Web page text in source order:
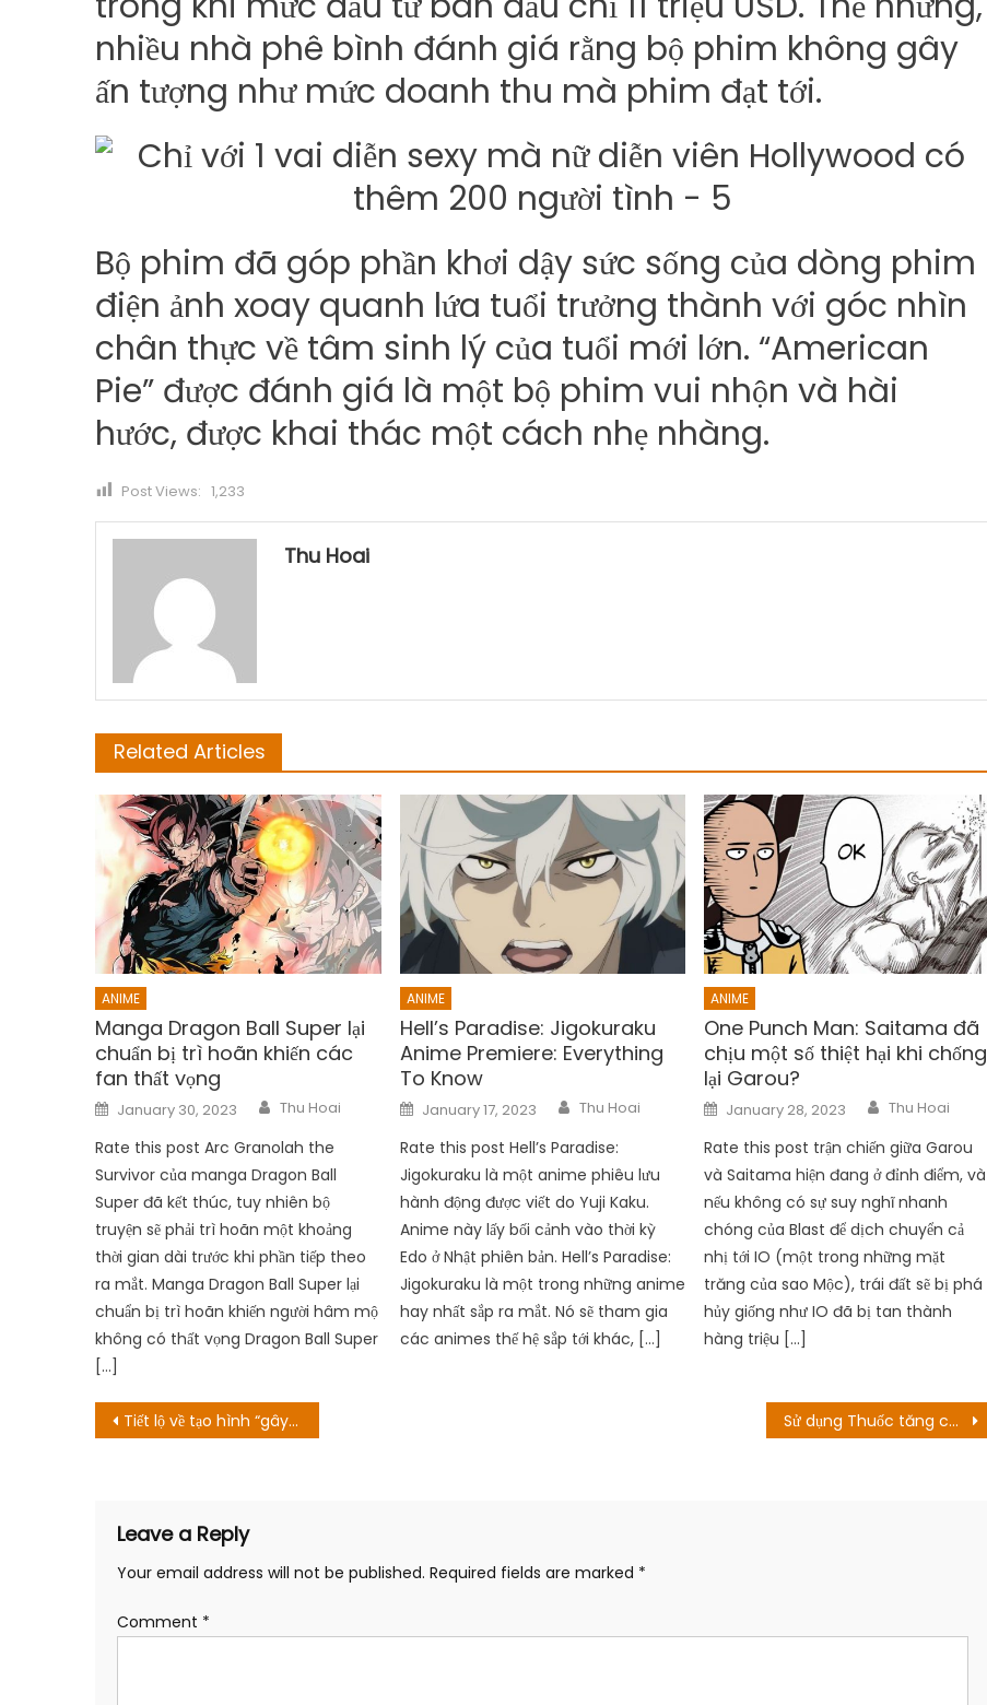
nhiều nhà phê bình đánh giá rằng bộ phim không gây
ấn tượng như mức doanh thu mà phim đạt tới.
Bộ phim đã góp phần khơi dậy sức sống của dòng phim
điện ảnh xoay quanh lứa tuổi trưởng thành với góc nhìn
chân thực về tâm sinh lý của tuổi mới lớn. “American
Pie” được đánh giá là một bộ phim vui nhộn và hài
hước, được khai thác một cách nhẹ nhàng.
Post Views: 1,233
Thu Hoai
Related Articles
ANIME
Manga Dragon Ball Super lại
chuẩn bị trì hoãn khiến các
fan thất vọng
Posted
on
January 30, 2023 Author
Thu Hoai
Rate this post Arc Granolah the
Survivor của manga Dragon Ball
Super đã kết thúc, tuy nhiên bộ
truyện sẽ phải trì hoãn một khoảng
thời gian dài trước khi phần tiếp theo
ra mắt. Manga Dragon Ball Super lại
chuẩn bị trì hoãn khiến người hâm mộ
không có thất vọng Dragon Ball Super
[…]
ANIME
Hell’s Paradise: Jigokuraku
Anime Premiere: Everything
To Know
Posted
on
January 17, 2023 Author
Thu Hoai
Rate this post Hell’s Paradise:
Jigokuraku là một anime phiêu lưu
hành động được viết do Yuji Kaku.
Anime này lấy bối cảnh vào thời kỳ
Edo ở Nhật phiên bản. Hell’s Paradise:
Jigokuraku là một trong những anime
hay nhất sắp ra mắt. Nó sẽ tham gia
các animes thế hệ sắp tới khác, […]
ANIME
One Punch Man: Saitama đã
chịu một số thiệt hại khi chống
lại Garou?
Posted
on
January 28, 2023 Author
Thu Hoai
Rate this post trận chiến giữa Garou
và Saitama hiện đang ở đỉnh điểm, và
nếu không có sự suy nghĩ nhanh
chóng của Blast để dịch chuyển cả
nhị tới IO (một trong những mặt
trăng của sao Mộc), trái đất sẽ bị phá
hủy giống như IO đã bị tan thành
hàng triệu […]
Post
Tiết lộ về tạo hình “gây bão” của 3 chị em “Thương ngày nắng về” Sử dụng Thuốc tăng cường Mana! Ngày phát triển
Leave a Reply
Your email address will not be published. Required fields are marked *
Comment *